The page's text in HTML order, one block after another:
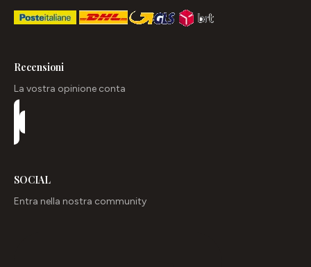
Recensioni
La vostra opinione conta
SOCIAL
Entra nella nostra community